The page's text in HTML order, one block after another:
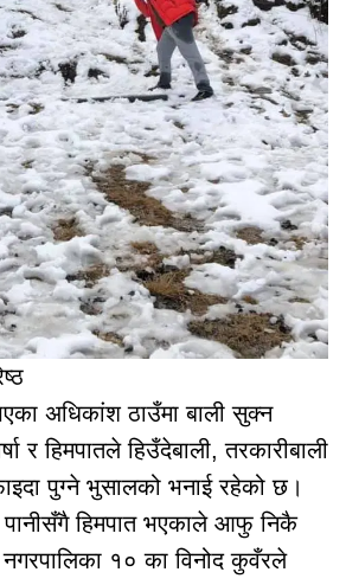
अधिकांश ठाउँमा बाली सुक्न
र हिमपातले हिउँदेबाली, तरकारीबाली
पुग्ने भुसालको भनाई रहेको छ।
हिमपात भएकाले आफु निकै
१० का विनोद कुवँरले